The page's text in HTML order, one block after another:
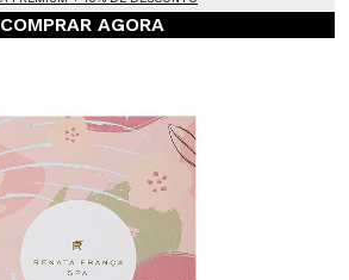
COMPRAR AGORA